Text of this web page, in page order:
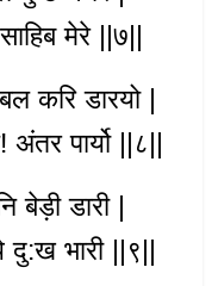
मेरे ||७||
करि डारयो |
पार्यो ||८||
बेड़ी डारी |
दु:ख भारी ||९||